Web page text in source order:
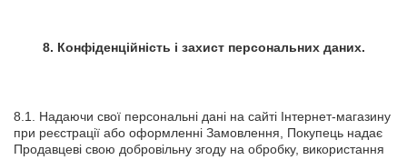
8. Конфіденційність і захист персональних даних.
8.1. Надаючи свої персональні дані на сайті Інтернет-магазину
при реєстрації або оформленні Замовлення, Покупець надає
Продавцеві свою добровільну згоду на обробку, використання